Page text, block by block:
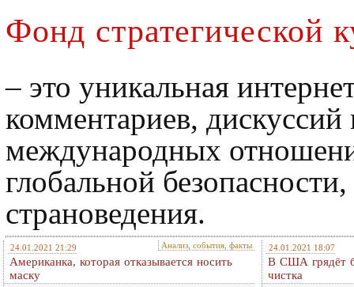
Фонд стратегической
– это уникальная
комментариев,
международных
глобальной
страноведения.
24.01.2021 21:29 Анализ, события, факты
Американка, которая отказывается носить
маску
24.01.2021 18:07
В США грядёт
чистка